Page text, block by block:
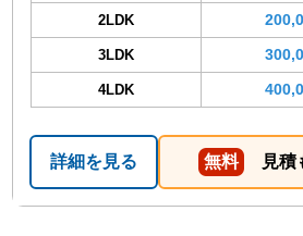
2LDK
3LDK
4LDK
詳細を見る 無料 見積